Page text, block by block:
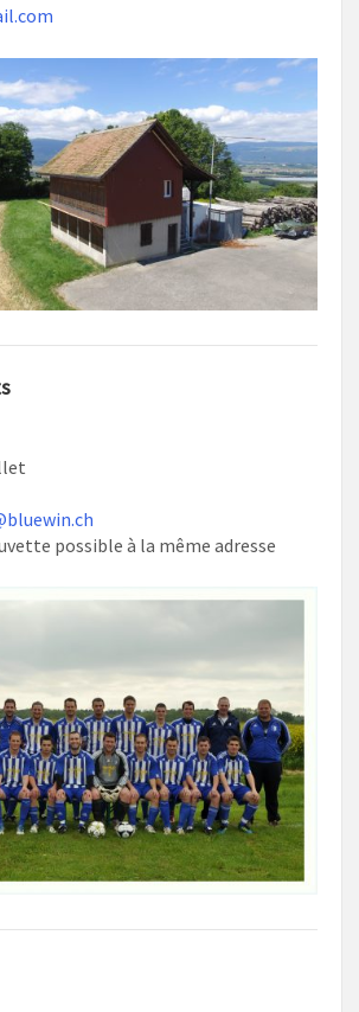
possible à la même adresse